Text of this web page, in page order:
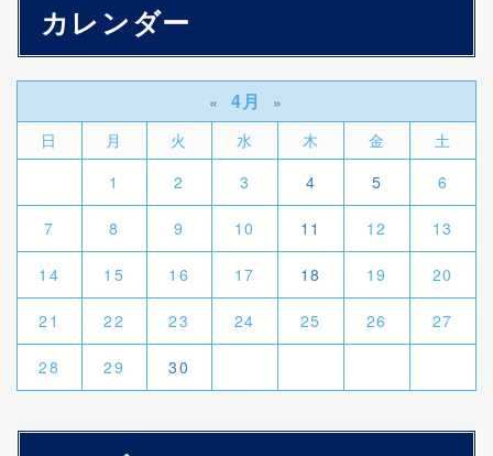
カレンダー
« 4月
»
日
月 火 水 木 金
土
1
2 3 4 5 6
7 8 9 10 11 12 13
14 15 16 17 18 19 20
21 22 23 24 25 26 27
28 29 30